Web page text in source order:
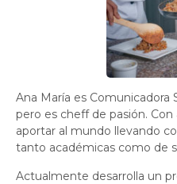
Ana María es Comunicadora
pero es cheff de pasión.
aportar al mundo llevando
tanto académicas como de
Actualmente desarrolla un